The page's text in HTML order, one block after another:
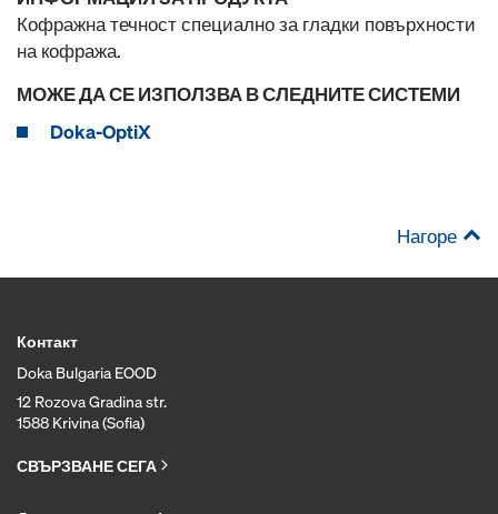
Кофражна течност специално за гладки повърхности
на кофража.
МОЖЕ ДА СЕ ИЗПОЛЗВА В СЛЕДНИТЕ СИСТЕМИ
Doka-OptiX
Нагоре
Контакт
Doka Bulgaria EOOD
12 Rozova Gradina str.
1588 Krivina (Sofia)
СВЪРЗВАНЕ СЕГА